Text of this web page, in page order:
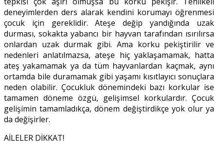
deneyimlerden ders alarak kendini korumayı öğrenmesi
çocuk için gereklidir. Ateşe değip yandığında uzak
durması, sokakta yabancı bir hayvan tarafından ısırılırsa
onlardan uzak durmak gibi. Ama korku pekiştirilir ve
nedenleri anlatılmazsa, ateşe hiç yaklaşamamak, hatta
ateş yakamamak ya da tüm hayvanlardan kaçmak, aynı
ortamda bile duramamak gibi yaşamı kısıtlayıcı sonuçlara
neden olabilir. Çocukluk dönemindeki bazı korkular ise
tamamen döneme özgü, gelişimsel korkulardır. Çocuk
gelişimin tamamladıkça, dönem değiştirdikçe yok olur ya
da değişirler.
AİLELER DİKKAT!